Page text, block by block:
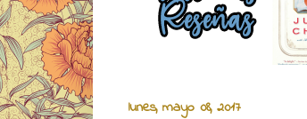
lunes, mayo 08, 2017